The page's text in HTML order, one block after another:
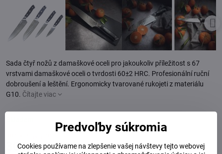
Sada čtyř nožů z damaškové oceli pro jakoukoliv příležitost s 67
vrstvami damaškové oceli o tvrdosti 60±2 HRC. Profesionální ruční
dobroušení a leštění. Ergonomicky tvarované rukojeti z materiálu
G10. Čítajte viac
303 €
Predvoľby súkromia
Cookies používame na zlepšenie vašej návštevy tejto webovej